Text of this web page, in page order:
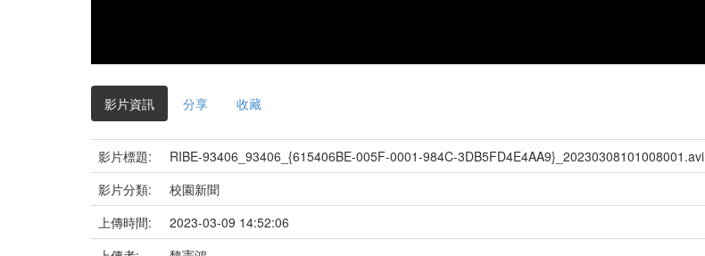
影片資訊 分享 收藏
影片標題:
RIBE-93406_93406_{615406BE-005F-0001-984C-3DB5FD4E4AA9}_20230308101008001.avi
影片分類:
校園新聞
上傳時間:
2023-03-09 14:52:06